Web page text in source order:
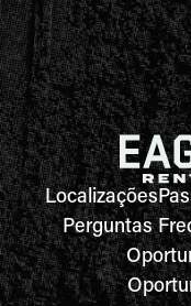
Localizações
Perguntas